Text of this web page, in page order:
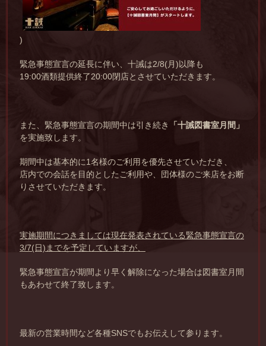
)
緊急事態宣言の延長に伴い、十誡は2/8(月)以降も
19:00酒類提供終了20:00閉店とさせていただきます。
また、緊急事態宣言の期間中は引き続き
「十誡図書室月間」
を実施致します。
期間中は基本的に1名様のご利用を優先させていただき、
店内での会話を目的としたご利用や、団体様のご来店をお断
りさせていただきます。
実施期間につきましては現在発表されている緊急事態宣言の
3/7(日)までを予定していますが、
緊急事態宣言が期間より早く解除になった場合は図書室月間
もあわせて終了致します。
最新の営業時間など各種SNSでもお伝えして参ります。